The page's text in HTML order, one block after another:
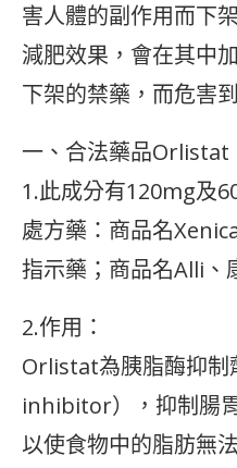
害人體的副作用而下
減肥效果，會在其中
下架的禁藥，而危害
一、合法藥品Orlistat
1.此成分有120mg及
處方藥：商品名
指示藥；商品名Alli、
2.作用：
Orlistat為胰脂酶抑
inhibitor），抑制腸
以使食物中的脂肪無